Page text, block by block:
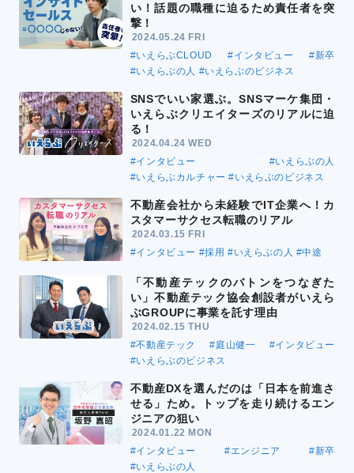
い！話題の職種に迫るため責任者を突
撃！
2024.05.24 FRI
#いえらぶCLOUD
#インタビュー
#新卒
#いえらぶの人 #いえらぶのビジネス
SNSでいい家選ぶ。SNSマーケ集団・
いえらぶクリエイターズのリアルに迫
る！
2024.04.24 WED
#インタビュー
#いえらぶの人
#いえらぶカルチャー #いえらぶのビジネス
不動産会社から未経験でIT企業へ！カ
スタマーサクセス転職のリアル
2024.03.15 FRI
#インタビュー #採用 #いえらぶの人 #中途
「不動産テックのバトンをつなぎた
い」不動産テック協会創設者がいえら
ぶGROUPに事業を託す理由
2024.02.15 THU
#不動産テック
#庭山健一
#インタビュー
#いえらぶのビジネス
不動産DXを選んだのは「日本を前進さ
せる」ため。トップを走り続けるエン
ジニアの狙い
2024.01.22 MON
#インタビュー
#エンジニア
#新卒
#いえらぶの人